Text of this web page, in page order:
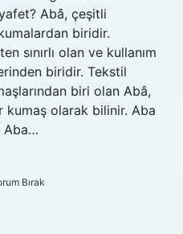
Abâ, çeşitli
biridir.
sınırlı olan ve kullanım
biridir. Tekstil
biri olan Abâ,
olarak bilinir. Aba
Aba…
Bırak